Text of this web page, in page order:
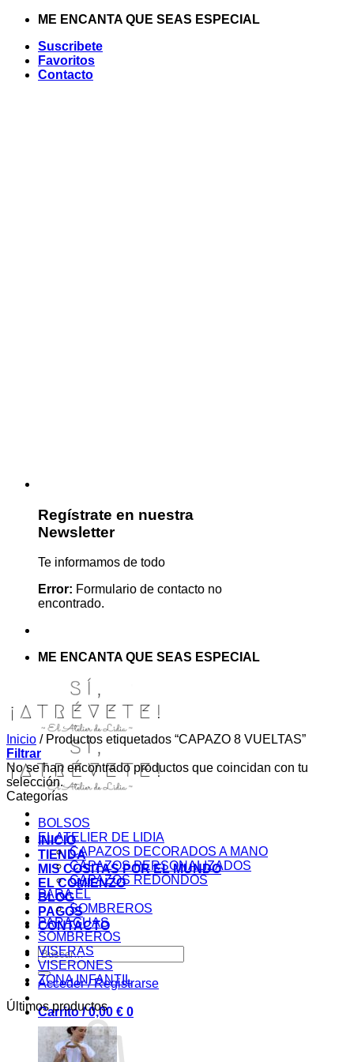
Saltar
contenido
ME ENCANTA QUE SEAS ESPECIAL
Suscribete
Favoritos
Contacto
Regístrate en nuestra
Newsletter
Te informamos de todo
Error: Formulario de contacto no
encontrado.
ME ENCANTA QUE SEAS ESPECIAL
INICIO
TIENDA
MIS COSITAS POR EL MUNDO
EL COMIENZO
BLOG
PAGOS
CONTACTO
Buscar
por:
Acceder / Registrarse
Carrito /0,00 € 0
Inicio /Productos etiquetados “CAPAZO 8 VUELTAS”
Filtrar
No se han encontrado productos que coincidan con tu
selección.
Categorías
BOLSOS
EL ATELIER DE LIDIA
CAPAZOS DECORADOS A MANO
CAPAZOS PERSONALIZADOS
CAPAZOS REDONDOS
PARA ÉL
SOMBREROS
PARAGUAS
SOMBREROS
VISERAS
VISERONES
ZONA INFANTIL
Últimos productos